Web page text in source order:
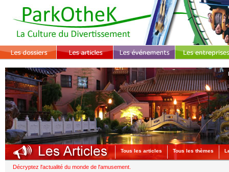
Tous les articles Tous les thèmes
Décryptez l'actualité du monde de l'amusement.